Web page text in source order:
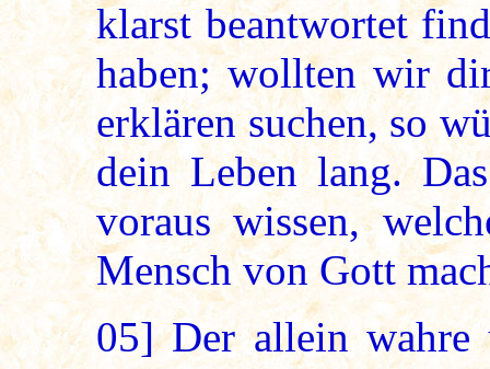
klarst beantwortet
haben; wollten wir
erklären suchen, so
dein Leben lang.
voraus wissen,
Mensch von Gott
05]Der allein wahre